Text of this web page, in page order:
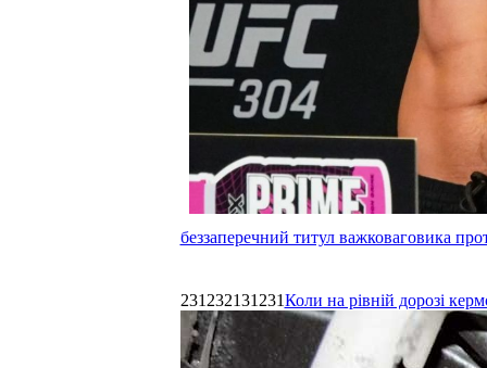
беззаперечний титул важковаговика
231232131231Коли на рівній дорозі